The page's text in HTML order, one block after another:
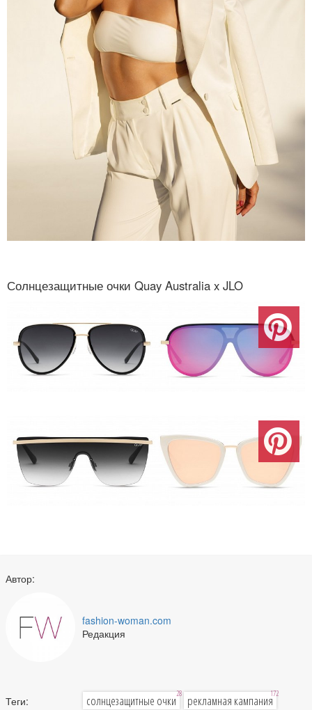
Солнцезащитные очки Quay Australia x JLO
Автор:
fashion-woman.com
Редакция
Теги: солнцезащитные очки28 рекламная кампания172